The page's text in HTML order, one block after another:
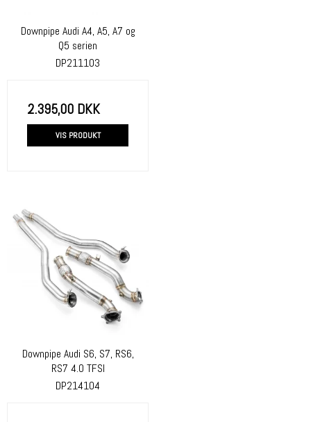
Downpipe Audi A4, A5, A7 og
Q5 serien
DP211103
2.395,00 DKK
VIS PRODUKT
Downpipe Audi S6, S7, RS6,
RS7 4.0 TFSI
DP214104